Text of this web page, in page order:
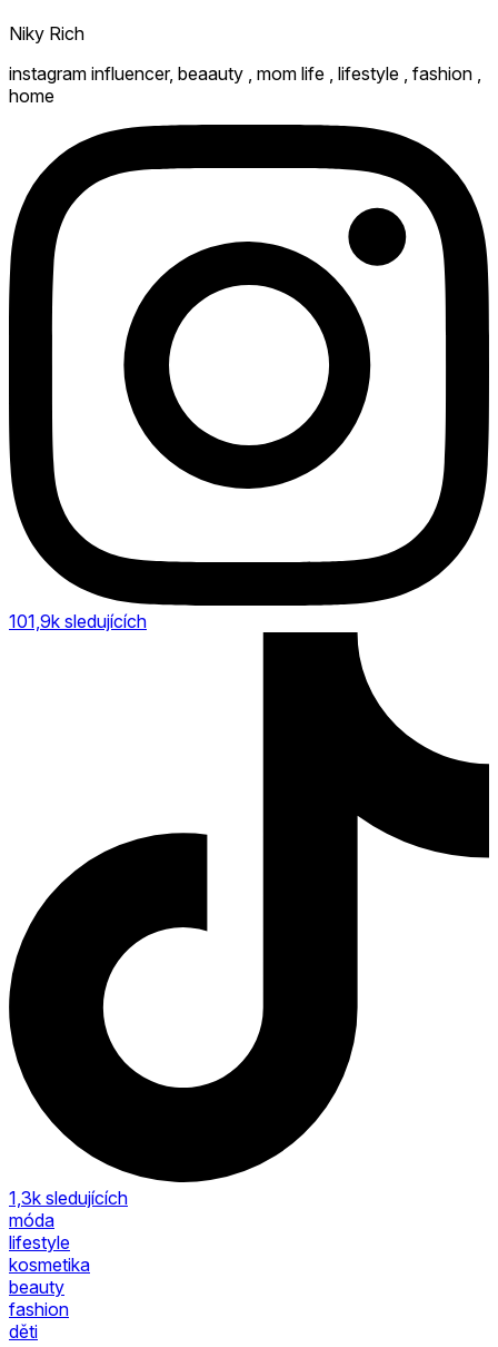
Niky Rich
instagram influencer, beaauty , mom life , lifestyle , fashion ,
home
101,9k sledujících
1,3k sledujících
móda
lifestyle
kosmetika
beauty
fashion
děti